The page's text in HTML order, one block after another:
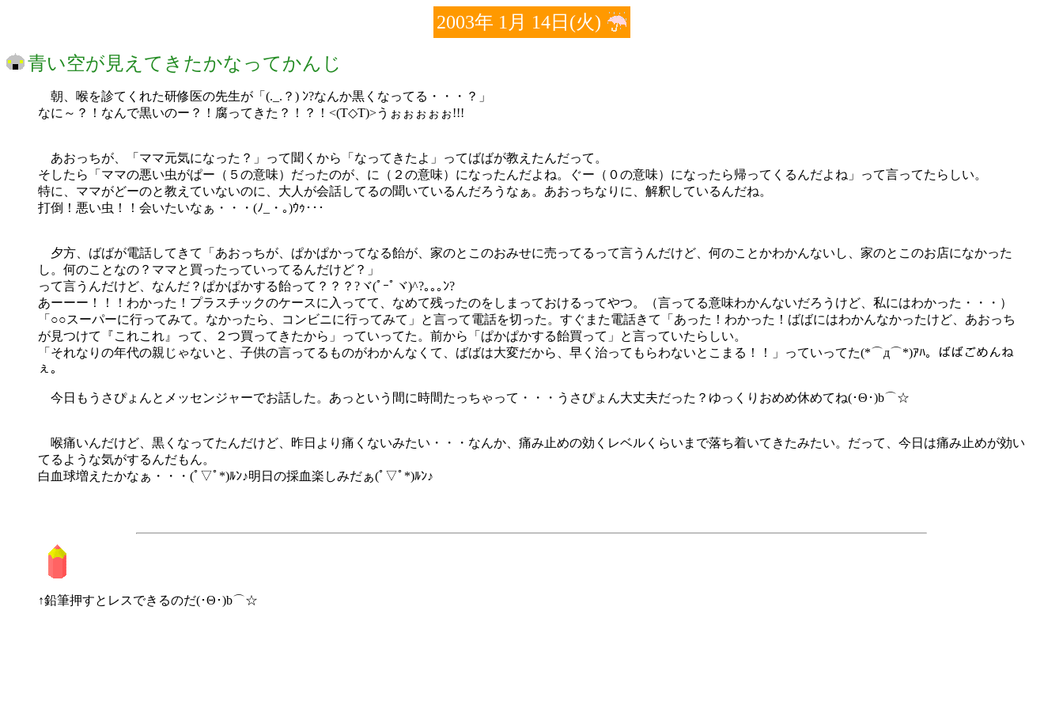
2003年 1月 14日(火)
青い空が見えてきたかなってかんじ
朝、喉を診てくれた研修医の先生が「(._.？) ﾝ?なんか黒くなってる・・・？」
なに～？！なんで黒いのー？！腐ってきた？！？！<(T◇T)>うぉぉぉぉぉ!!!
あおっちが、「ママ元気になった？」って聞くから「なってきたよ」ってばばが教えたんだって。
そしたら「ママの悪い虫がぱー（５の意味）だったのが、に（２の意味）になったんだよね。ぐー（０の意味）になったら帰ってくるんだよね」って言ってたらしい。
特に、ママがどーのと教えていないのに、大人が会話してるの聞いているんだろうなぁ。あおっちなりに、解釈しているんだね。
打倒！悪い虫！！会いたいなぁ・・・(ﾉ_・｡)ｳｩ･･･
夕方、ばばが電話してきて「あおっちが、ぱかぱかってなる飴が、家のとこのおみせに売ってるって言うんだけど、何のことかわかんないし、家のとこのお店になかった
し。何のことなの？ママと買ったっていってるんだけど？」
って言うんだけど、なんだ？ぱかぱかする飴って？？？?ヾ(ﾟｰﾟヾ)^?｡｡｡ﾝ?
あーーー！！！わかった！プラスチックのケースに入ってて、なめて残ったのをしまっておけるってやつ。（言ってる意味わかんないだろうけど、私にはわかった・・・）
「○○スーパーに行ってみて。なかったら、コンビニに行ってみて」と言って電話を切った。すぐまた電話きて「あった！わかった！ばばにはわかんなかったけど、あおっち
が見つけて『これこれ』って、２つ買ってきたから」っていってた。前から「ぱかぱかする飴買って」と言っていたらしい。
「それなりの年代の親じゃないと、子供の言ってるものがわかんなくて、ばばは大変だから、早く治ってもらわないとこまる！！」っていってた(*⌒д⌒*)ｱﾊ。ばばごめんね
ぇ。
今日もうさぴょんとメッセンジャーでお話した。あっという間に時間たっちゃって・・・うさぴょん大丈夫だった？ゆっくりおめめ休めてね(･Θ･)b⌒☆
喉痛いんだけど、黒くなってたんだけど、昨日より痛くないみたい・・・なんか、痛み止めの効くレベルくらいまで落ち着いてきたみたい。だって、今日は痛み止めが効い
てるような気がするんだもん。
白血球増えたかなぁ・・・(ﾟ▽ﾟ*)ﾙﾝ♪明日の採血楽しみだぁ(ﾟ▽ﾟ*)ﾙﾝ♪
↑鉛筆押すとレスできるのだ(･Θ･)b⌒☆